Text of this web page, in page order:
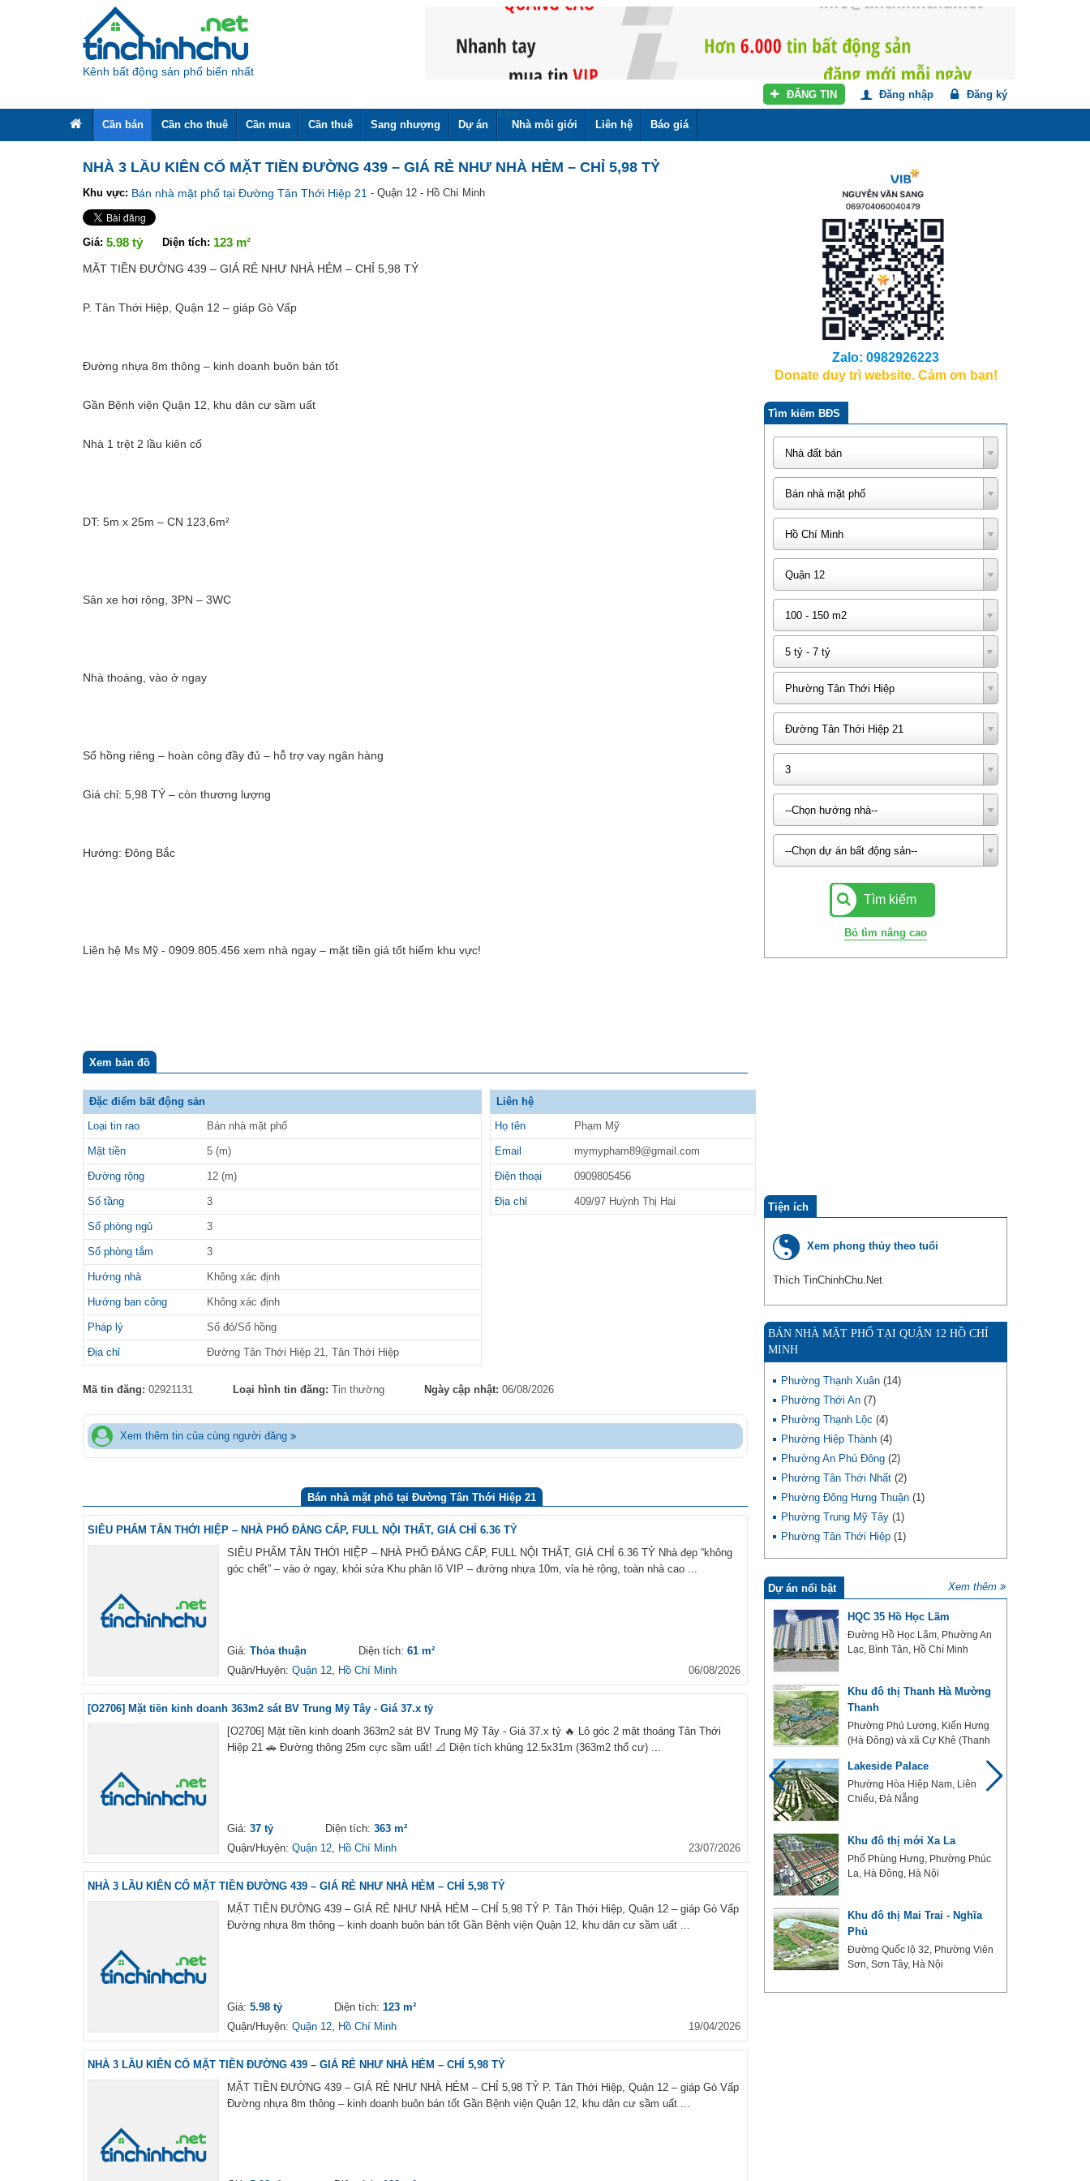
Kênh bất động sản phổ biến nhất
Đăng nhập Đăng ký
ĐĂNG TIN
Cần bán Cần cho thuê Cần mua Cần thuê Sang nhượng Dự án Nhà môi giới Liên hệ Báo giá
NHÀ 3 LẦU KIÊN CỐ MẶT TIỀN ĐƯỜNG 439 – GIÁ RẺ NHƯ NHÀ HẺM – CHỈ 5,98 TỶ
Khu vực: Bán nhà mặt phố tại Đường Tân Thới Hiệp 21 - Quận 12 - Hồ Chí Minh
Giá: 5.98 tỷ Diện tích: 123 m²
MẶT TIỀN ĐƯỜNG 439 – GIÁ RẺ NHƯ NHÀ HẺM – CHỈ 5,98 TỶ
P. Tân Thới Hiệp, Quận 12 – giáp Gò Vấp
Đường nhựa 8m thông – kinh doanh buôn bán tốt
Gần Bệnh viện Quận 12, khu dân cư sầm uất
Nhà 1 trệt 2 lầu kiên cố
DT: 5m x 25m – CN 123,6m²
Sân xe hơi rộng, 3PN – 3WC
Nhà thoáng, vào ở ngay
Sổ hồng riêng – hoàn công đầy đủ – hỗ trợ vay ngân hàng
Giá chỉ: 5,98 TỶ – còn thương lượng
Hướng: Đông Bắc
Liên hệ Ms Mỹ - 0909.805.456 xem nhà ngay – mặt tiền giá tốt hiếm khu vực!
Xem bản đồ
Đặc điểm bất động sản
Loại tin rao
Bán nhà mặt phố
Mặt tiền 5 (m)
Đường rộng 12 (m)
Số tầng 3
Số phòng ngủ 3
Số phòng tắm 3
Hướng nhà Không xác định
Hướng ban công Không xác định
Pháp lý Sổ đỏ/Sổ hồng
Địa chỉ Đường Tân Thới Hiệp 21, Tân Thới Hiệp
Liên hệ
Họ tên
Phạm Mỹ
Email mymypham89@gmail.com
Điện thoại 0909805456
Địa chỉ 409/97 Huỳnh Thị Hai
Mã tin đăng: 02921131 Loại hình tin đăng: Tin thường Ngày cập nhật: 06/08/2026
Xem thêm tin của cùng người đăng
Bán nhà mặt phố tại Đường Tân Thới Hiệp 21
SIÊU PHẨM TÂN THỚI HIỆP – NHÀ PHỐ ĐẲNG CẤP, FULL NỘI THẤT, GIÁ CHỈ 6.36 TỶ
SIÊU PHẨM TÂN THỚI HIỆP – NHÀ PHỐ ĐẲNG CẤP, FULL NỘI THẤT, GIÁ CHỈ 6.36 TỶ Nhà đẹp “không
góc chết” – vào ở ngay, khỏi sửa Khu phân lô VIP – đường nhựa 10m, vỉa hè rộng, toàn nhà cao ...
Giá: Thỏa thuận Diện tích: 61 m²
Quận/Huyện: Quận 12, Hồ Chí Minh 06/08/2026
[O2706] Mặt tiền kinh doanh 363m2 sát BV Trung Mỹ Tây - Giá 37.x tỷ
[O2706] Mặt tiền kinh doanh 363m2 sát BV Trung Mỹ Tây - Giá 37.x tỷ 🔥 Lô góc 2 mặt thoáng Tân Thới
Hiệp 21 🚗 Đường thông 25m cực sầm uất! 📐 Diện tích khủng 12.5x31m (363m2 thổ cư) ...
Giá: 37 tỷ Diện tích: 363 m²
Quận/Huyện: Quận 12, Hồ Chí Minh 23/07/2026
NHÀ 3 LẦU KIÊN CỐ MẶT TIỀN ĐƯỜNG 439 – GIÁ RẺ NHƯ NHÀ HẺM – CHỈ 5,98 TỶ
MẶT TIỀN ĐƯỜNG 439 – GIÁ RẺ NHƯ NHÀ HẺM – CHỈ 5,98 TỶ P. Tân Thới Hiệp, Quận 12 – giáp Gò Vấp
Đường nhựa 8m thông – kinh doanh buôn bán tốt Gần Bệnh viện Quận 12, khu dân cư sầm uất ...
Giá: 5.98 tỷ Diện tích: 123 m²
Quận/Huyện: Quận 12, Hồ Chí Minh 19/04/2026
NHÀ 3 LẦU KIÊN CỐ MẶT TIỀN ĐƯỜNG 439 – GIÁ RẺ NHƯ NHÀ HẺM – CHỈ 5,98 TỶ
MẶT TIỀN ĐƯỜNG 439 – GIÁ RẺ NHƯ NHÀ HẺM – CHỈ 5,98 TỶ P. Tân Thới Hiệp, Quận 12 – giáp Gò Vấp
Đường nhựa 8m thông – kinh doanh buôn bán tốt Gần Bệnh viện Quận 12, khu dân cư sầm uất ...
Zalo: 0982926223
Donate duy trì website. Cảm ơn bạn!
Tìm kiếm BĐS
Nhà đất bán
Bán nhà mặt phố
Hồ Chí Minh
Quận 12
100 - 150 m2
5 tỷ - 7 tỷ
Phường Tân Thới Hiệp
Đường Tân Thới Hiệp 21
3
--Chọn hướng nhà--
--Chọn dự án bất động sản--
Tìm kiếm
Bỏ tìm nâng cao
Tiện ích
Xem phong thủy theo tuổi
Thích TinChinhChu.Net
BÁN NHÀ MẶT PHỐ TẠI QUẬN 12 HỒ CHÍ
MINH
Phường Thạnh Xuân (14)
Phường Thới An (7)
Phường Thạnh Lộc (4)
Phường Hiệp Thành (4)
Phường An Phú Đông (2)
Phường Tân Thới Nhất (2)
Phường Đông Hưng Thuận (1)
Phường Trung Mỹ Tây (1)
Phường Tân Thới Hiệp (1)
Dự án nổi bật Xem thêm
Thủy Tiên Resort
Tàu, Bà Rịa Vũng Tàu
22, Bình Thạnh, Hồ Chí Minh
Hà Nội Aqua Central
HQC 35 Hồ Học Lãm
Đường Hồ Học Lãm, Phường An
Lạc, Bình Tân, Hồ Chí Minh
Khu đô thị Thanh Hà Mường
Thanh
Phường Phú Lương, Kiến Hưng
(Hà Đông) và xã Cự Khê (Thanh
Lakeside Palace
Phường Hòa Hiệp Nam, Liên
Chiểu, Đà Nẵng
Khu đô thị mới Xa La
Phố Phùng Hưng, Phường Phúc
La, Hà Đông, Hà Nội
Khu đô thị Mai Trai - Nghĩa
Phủ
Đường Quốc lộ 32, Phường Viên
Sơn, Sơn Tây, Hà Nội